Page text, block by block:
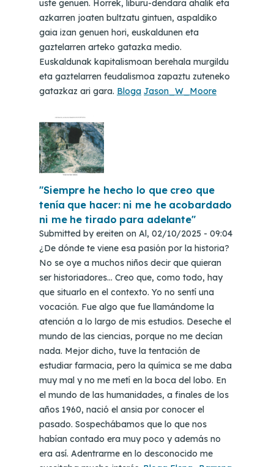
uste genuen. Horrek, liburu-dendara ahalik eta
azkarren joaten bultzatu gintuen, aspaldiko
gaia izan genuen hori, euskaldunen eta
gaztelarren arteko gatazka medio.
Euskaldunak kapitalismoan berehala murgildu
eta gaztelarren feudalismoa zapaztu zuteneko
gatazkaz ari gara. Bloga Jason_W_Moore
"Siempre he hecho lo que creo que
tenía que hacer: ni me he acobardado
ni me he tirado para adelante"
Submitted byereiten on Al, 02/10/2025 - 09:04
¿De dónde te viene esa pasión por la historia?
No se oye a muchos niños decir que quieran
ser historiadores… Creo que, como todo, hay
que situarlo en el contexto. Yo no sentí una
vocación. Fue algo que fue llamándome la
atención a lo largo de mis estudios. Deseche el
mundo de las ciencias, porque no me decían
nada. Mejor dicho, tuve la tentación de
estudiar farmacia, pero la química se me daba
muy mal y no me metí en la boca del lobo. En
el mundo de las humanidades, a finales de los
años 1960, nació el ansia por conocer el
pasado. Sospechábamos que lo que nos
habían contado era muy poco y además no
era así. Adentrarme en lo desconocido me